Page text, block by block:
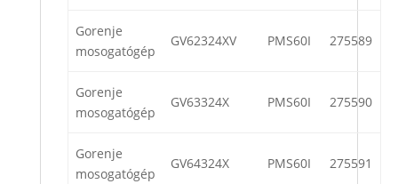
Gorenje
mosogatógép
GV62324XV PMS60I 275589
Gorenje
mosogatógép
GV63324X PMS60I 275590
Gorenje
mosogatógép
GV64324X PMS60I 275591